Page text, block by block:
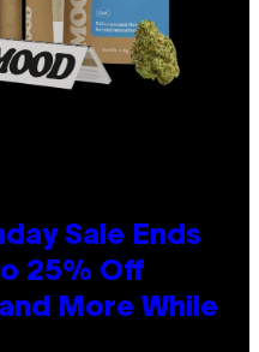
Sale Ends
25% Off
More While